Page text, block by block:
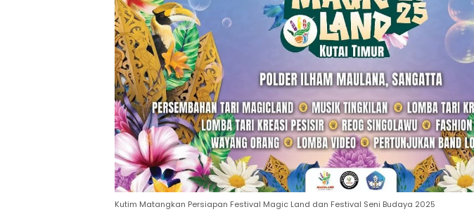
Kutim Matangkan Persiapan Festival Magic Land dan Festival Seni Budaya 2025